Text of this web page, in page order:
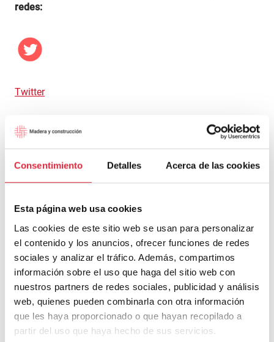
Consentimiento Detalles Acerca de las cookies
Esta página web usa cookies
Las cookies de este sitio web se usan para personalizar
el contenido y los anuncios, ofrecer funciones de redes
sociales y analizar el tráfico. Además, compartimos
información sobre el uso que haga del sitio web con
nuestros partners de redes sociales, publicidad y análisis
web, quienes pueden combinarla con otra información
que les haya proporcionado o que hayan recopilado a
partir del uso que haya hecho de sus servicios.
redes:
Twitter
Instagram